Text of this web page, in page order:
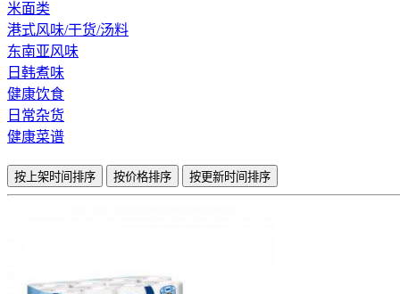
米面类
港式风味/干货/汤料
东南亚风味
日韩煮味
健康饮食
日常杂货
健康菜谱
按上架时间排序 按价格排序 按更新时间排序